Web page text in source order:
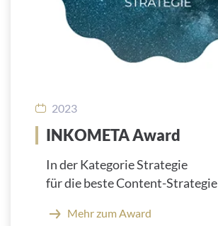
2023
INKOMETA Award
In der Kategorie Strategie
für die beste Content-Strategie
Mehr zum Award